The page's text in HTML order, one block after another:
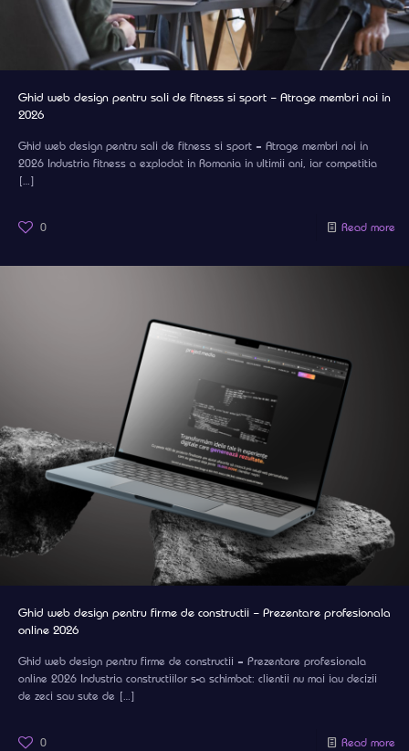
Ghid web design pentru sali de fitness si sport – Atrage membri noi in
2026
Ghid web design pentru sali de fitness si sport – Atrage membri noi in
2026 Industria fitness a explodat in Romania in ultimii ani, iar competitia
[…]
0 Read more
Ghid web design pentru firme de constructii – Prezentare profesionala
online 2026
Ghid web design pentru firme de constructii – Prezentare profesionala
online 2026 Industria constructiilor s-a schimbat: clientii nu mai iau decizii
de zeci sau sute de […]
0 Read more